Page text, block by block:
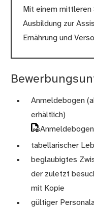
Mit einem mittleren
Ausbildung zur
Ernährung und
Anmeldebogen
erhältlich)
tabellarischer
beglaubigtes
der zuletzt
mit Kopie
gültiger